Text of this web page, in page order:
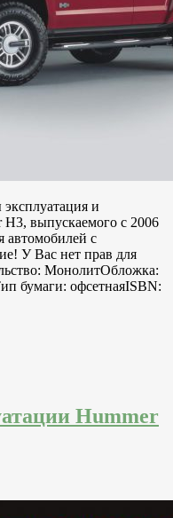
и
H3, выпускаемого с 2006
автомобилей с
У Вас нет прав для
МонолитОбложка:
бумаги: офсетнаяISBN:
Hummer